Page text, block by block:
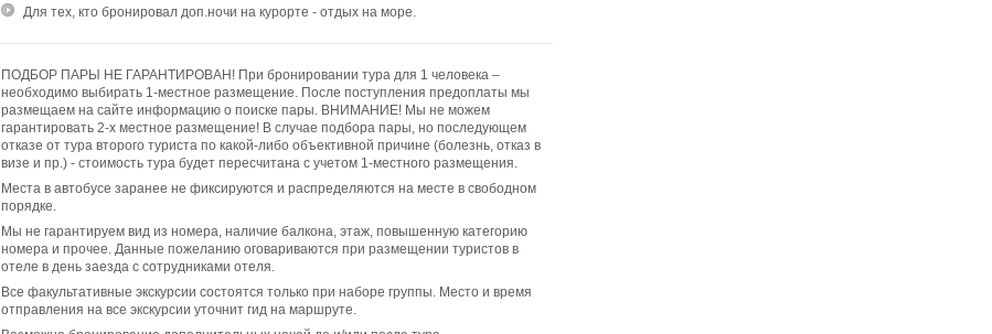
Для тех, кто бронировал доп.ночи на курорте - отдых на море.
ПОДБОР ПАРЫ НЕ ГАРАНТИРОВАН! При бронировании тура для 1 человека –
необходимо выбирать 1-местное размещение. После поступления предоплаты мы
размещаем на сайте информацию о поиске пары. ВНИМАНИЕ! Мы не можем
гарантировать 2-х местное размещение! В случае подбора пары, но последующем
отказе от тура второго туриста по какой-либо объективной причине (болезнь, отказ в
визе и пр.) - стоимость тура будет пересчитана с учетом 1-местного размещения.
Места в автобусе заранее не фиксируются и распределяются на месте в свободном
порядке.
Мы не гарантируем вид из номера, наличие балкона, этаж, повышенную категорию
номера и прочее. Данные пожеланию оговариваются при размещении туристов в
отеле в день заезда с сотрудниками отеля.
Все факультативные экскурсии состоятся только при наборе группы. Место и время
отправления на все экскурсии уточнит гид на маршруте.